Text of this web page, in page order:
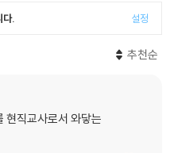
자신이 수확한 밀을 불에 굽습니
’이라는 말도 모두 처음입니다. 밀
로 살살 불면 껍질은 날아가고 알
넣고 씹는 아이들의 표정을 보니
다. 설정
추천순
현직교사로서 와닿는